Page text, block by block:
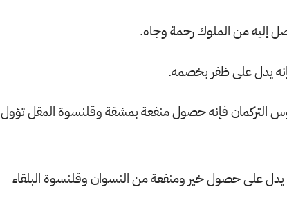
إليه من الملوك رحمة وجاه.
يدل على ظفر بخصمه.
التركمان فإنه حصول منفعة بمشقة وقلنسوة المقل تؤول
على حصول خير ومنفعة من النسوان وقلنسوة البلقاء